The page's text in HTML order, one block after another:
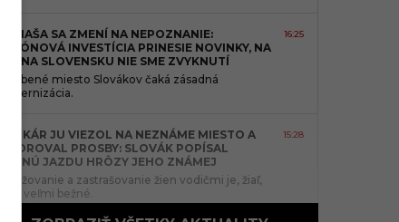
DOMAŠA SA ZMENÍ NA NEPOZNANIE:
MILIÓNOVÁ INVESTÍCIA PRINESIE NOVINKY, NA
AKÉ NA SLOVENSKU NIE SME ZVYKNUTÍ
16:25
Obľúbené miesto Slovákov čaká zásadná
modernizácia.
TAXIKÁR JU VIEZOL NA NEZNÁME MIESTO A
IGNOROVAL PROSBY: SLOVÁK POPÍSAL
NOČNÚ JAZDU HRÔZY JEHO ZNÁMEJ
15:28
Obťažovanie a zastrašovanie žien vodičmi je, žiaľ,
stále veľmi bežné.